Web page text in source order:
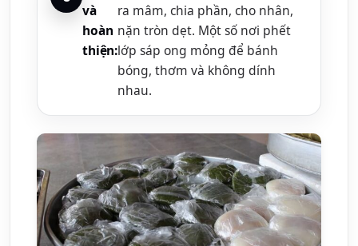
và
hoàn
thiện:
ra mâm, chia phần, cho nhân,
nặn tròn dẹt. Một số nơi phết
lớp sáp ong mỏng để bánh
bóng, thơm và không dính
nhau.